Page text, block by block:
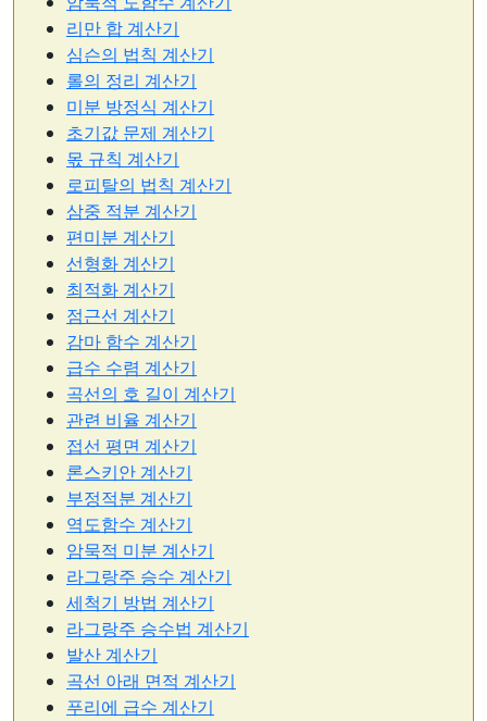
리만 합 계산기
심슨의 법칙 계산기
롤의 정리 계산기
미분 방정식 계산기
초기값 문제 계산기
몫 규칙 계산기
로피탈의 법칙 계산기
삼중 적분 계산기
편미분 계산기
선형화 계산기
최적화 계산기
점근선 계산기
감마 함수 계산기
급수 수렴 계산기
곡선의 호 길이 계산기
관련 비율 계산기
접선 평면 계산기
론스키안 계산기
부정적분 계산기
역도함수 계산기
암묵적 미분 계산기
라그랑주 승수 계산기
세척기 방법 계산기
라그랑주 승수법 계산기
발산 계산기
곡선 아래 면적 계산기
푸리에 급수 계산기